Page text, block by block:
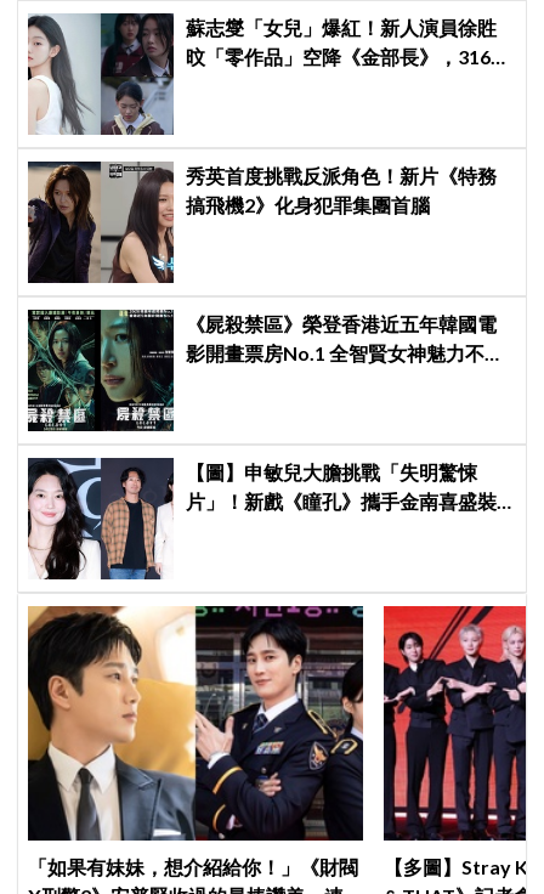
蘇志燮「女兒」爆紅！新人演員徐貹
旼「零作品」空降《金部長》，316萬
秀英首度挑戰反派角色！新片《特務
搞飛機2》化身犯罪集團首腦
《屍殺禁區》榮登香港近五年韓國電
影開畫票房No.1 全智賢女神魅力不減
【圖】申敏兒大膽挑戰「失明驚悚
片」！新戲《瞳孔》攜手金南喜盛裝
「如果有妹妹，想介紹給你！」《財閥
【多圖】Stray